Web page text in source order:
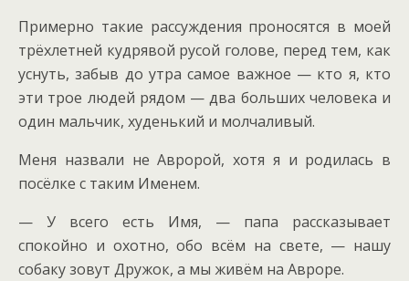
Примерно такие рассуждения проносятся в моей
трёхлетней кудрявой русой голове, перед тем, как
уснуть, забыв до утра самое важное — кто я, кто
эти трое людей рядом — два больших человека и
один мальчик, худенький и молчаливый.
Меня назвали не Авророй, хотя я и родилась в
посёлке с таким Именем.
— У всего есть Имя, — папа рассказывает
спокойно и охотно, обо всём на свете, — нашу
собаку зовут Дружок, а мы живём на Авроре.